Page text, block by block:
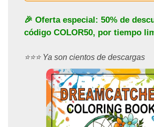
🎉 Oferta especial: 50% de
código COLOR50, por tiempo
⭐️⭐️⭐️ Ya son cientos de descargas